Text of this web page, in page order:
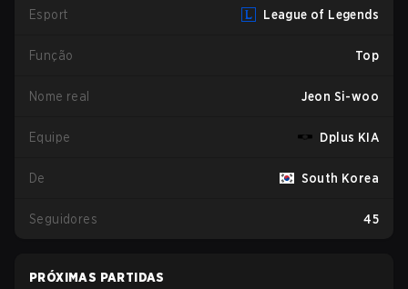
Esport League of Legends
Função Top
Nome real Jeon Si-woo
Equipe Dplus KIA
De South Korea
Seguidores 45
PRÓXIMAS PARTIDAS